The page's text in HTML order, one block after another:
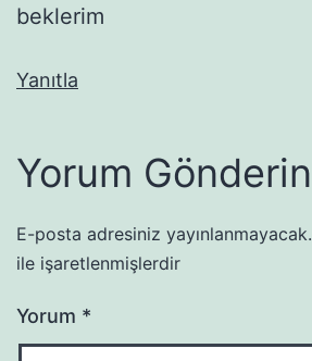
beklerim
Yanıtla
Yorum Gönderin
E-posta adresiniz yayınlanmayacak.
ile işaretlenmişlerdir
Yorum *